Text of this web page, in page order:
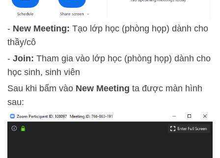
- New Meeting: Tạo lớp học (phòng họp) dành cho
thầy/cô
- Join: Tham gia vào lớp học (phòng họp) dành cho
học sinh, sinh viên
Sau khi bấm vào New Meeting ta được màn hình
sau: